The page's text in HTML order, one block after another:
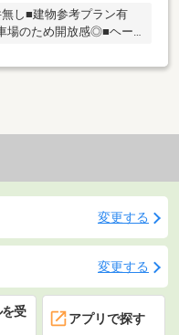
し■建物参考プラン有
場のため開放感◎■ヘー
変更する
変更する
受
アプリで探す